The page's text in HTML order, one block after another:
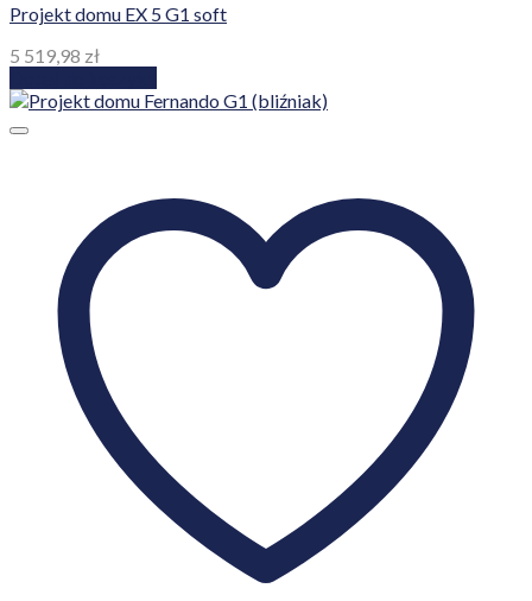
Projekt domu EX 5 G1 soft
5 519,98 zł